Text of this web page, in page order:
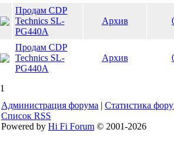
Продам CDP
Technics SL-
PG440A
Архив
Продам CDP
Technics SL-
PG440A
Архив
1
Администрация форума | Статистика
Список RSS
Powered by Hi Fi Forum © 2001-2026